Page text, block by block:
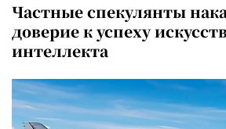
Частные спекулянты
доверие к успеху
интеллекта